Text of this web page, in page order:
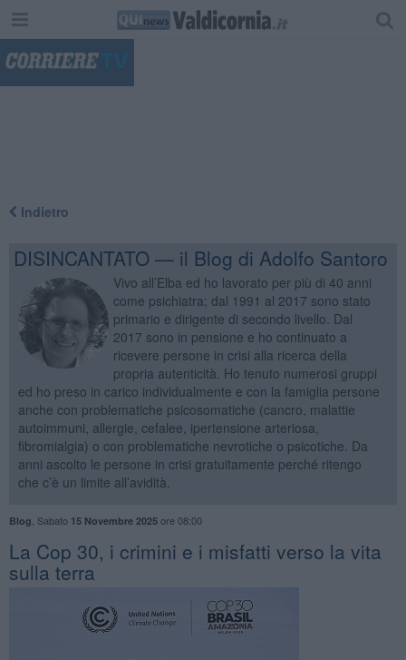
Indietro
DISINCANTATO — il Blog di Adolfo Santoro
Vivo all’Elba ed ho lavorato per più di 40 anni
come psichiatra; dal 1991 al 2017 sono stato
primario e dirigente di secondo livello. Dal
2017 sono in pensione e ho continuato a
ricevere persone in crisi alla ricerca della
propria autenticità. Ho tenuto numerosi gruppi
ed ho preso in carico individualmente e con la famiglia persone
anche con problematiche psicosomatiche (cancro, malattie
autoimmuni, allergie, cefalee, ipertensione arteriosa,
fibromialgia) o con problematiche nevrotiche o psicotiche. Da
anni ascolto le persone in crisi gratuitamente perché ritengo
che c’è un limite all’avidità.
Blog Sabato 15 Novembre 2025ore 08:00
La Cop 30, i crimini e i misfatti verso la vita
sulla terra